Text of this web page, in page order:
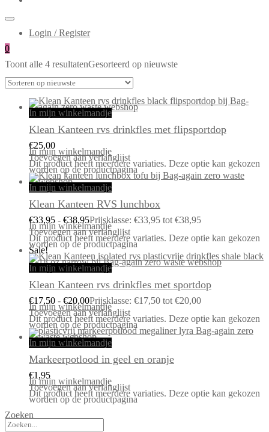
Login / Register
0
Toont alle 4 resultatenGesorteerd op nieuwste
In mijn winkelmandje
Klean Kanteen rvs drinkfles met flipsportdop
€25,00
In mijn winkelmandje
Toevoegen aan verlanglijst
Dit product heeft meerdere variaties. Deze optie kan gekozen
worden op de productpagina
In mijn winkelmandje
Klean Kanteen RVS lunchbox
€33,95 - €38,95Prijsklasse: €33,95 tot €38,95
In mijn winkelmandje
Toevoegen aan verlanglijst
Dit product heeft meerdere variaties. Deze optie kan gekozen
worden op de productpagina
Sale!
In mijn winkelmandje
Klean Kanteen rvs drinkfles met sportdop
€17,50 - €20,00Prijsklasse: €17,50 tot €20,00
In mijn winkelmandje
Toevoegen aan verlanglijst
Dit product heeft meerdere variaties. Deze optie kan gekozen
worden op de productpagina
In mijn winkelmandje
Markeerpotlood in geel en oranje
€1,95
In mijn winkelmandje
Toevoegen aan verlanglijst
Dit product heeft meerdere variaties. Deze optie kan gekozen
worden op de productpagina
Zoeken